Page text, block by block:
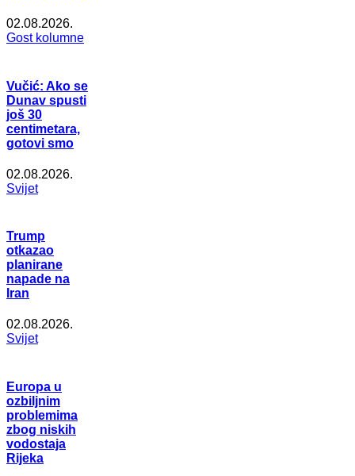
02.08.2026.
Gost kolumne
Vučić: Ako se
Dunav spusti
još 30
centimetara,
gotovi smo
02.08.2026.
Svijet
Trump
otkazao
planirane
napade na
Iran
02.08.2026.
Svijet
Europa u
ozbiljnim
problemima
zbog niskih
vodostaja
Rijeka